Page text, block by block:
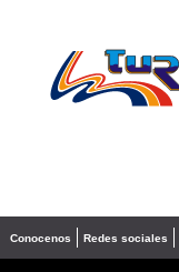
❮
Conocenos Redes sociales